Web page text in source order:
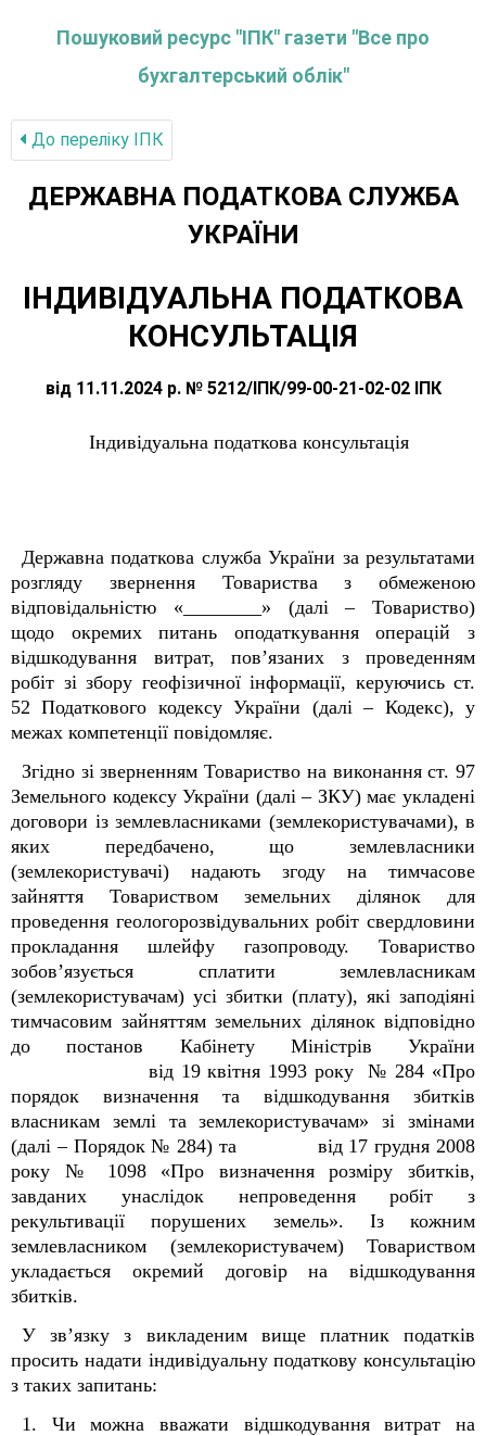
Пошуковий ресурс "ІПК" газети "Все про
бухгалтерський облік"
До переліку IПК
ДЕРЖАВНА ПОДАТКОВА СЛУЖБА
УКРАЇНИ
ІНДИВІДУАЛЬНА ПОДАТКОВА
КОНСУЛЬТАЦІЯ
від 11.11.2024 р. № 5212/ІПК/99-00-21-02-02 ІПК
Індивідуальна податкова консультація
Державна податкова служба України за результатами
розгляду звернення Товариства з обмеженою
відповідальністю «________» (далі – Товариство)
щодо окремих питань оподаткування операцій з
відшкодування витрат, пов’язаних з проведенням
робіт зі збору геофізичної інформації, керуючись ст.
52 Податкового кодексу України (далі – Кодекс), у
межах компетенції повідомляє.
Згідно зі зверненням Товариство на виконання ст. 97
Земельного кодексу України (далі – ЗКУ) має укладені
договори із землевласниками (землекористувачами), в
яких передбачено, що землевласники
(землекористувачі) надають згоду на тимчасове
зайняття Товариством земельних ділянок для
проведення геологорозвідувальних робіт свердловини
прокладання шлейфу газопроводу. Товариство
зобов’язується сплатити землевласникам
(землекористувачам) усі збитки (плату), які заподіяні
тимчасовим зайняттям земельних ділянок відповідно
до постанов Кабінету Міністрів України
від 19 квітня 1993 року № 284 «Про
порядок визначення та відшкодування збитків
власникам землі та землекористувачам» зі змінами
(далі – Порядок № 284) та від 17 грудня 2008
року № 1098 «Про визначення розміру збитків,
завданих унаслідок непроведення робіт з
рекультивації порушених земель». Із кожним
землевласником (землекористувачем) Товариством
укладається окремий договір на відшкодування
збитків.
У зв’язку з викладеним вище платник податків
просить надати індивідуальну податкову консультацію
з таких запитань:
1. Чи можна вважати відшкодування витрат на